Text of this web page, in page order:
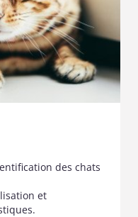
des chats
et